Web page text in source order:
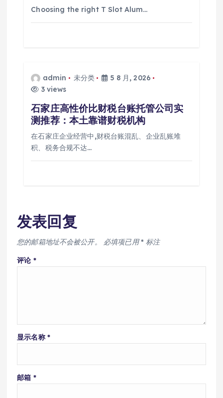
Choosing the right T Slot Alum…
admin 未分类
5 8 月, 2026
3 views
石家庄高性价比财税台账托管公司实
测推荐：本土靠谱财税机构
在石家庄企业经营中,财税台账混乱、企业乱账堆
积、税务合规不达…
发表回复
您的邮箱地址不会被公开。 必填项已用* 标注
评论 *
显示名称 *
邮箱 *